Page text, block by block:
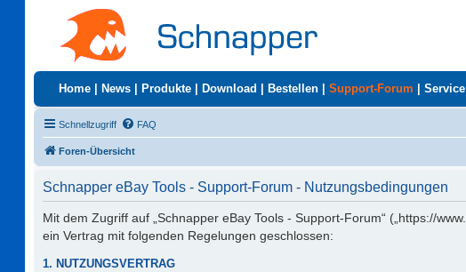
Home News Produkte Download Bestellen Support-Forum Service
Schnellzugriff FAQ
Foren-Übersicht
Schnapper eBay Tools - Support-Forum - Nutzungsbedingungen
Mit dem Zugriff auf „Schnapper eBay Tools - Support-Forum“ („https://
ein Vertrag mit folgenden Regelungen geschlossen:
1. NUTZUNGSVERTRAG